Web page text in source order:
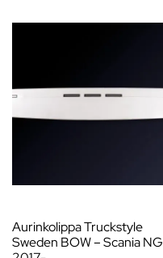
Aurinkolippa Truckstyle
Sweden BOW – Scania NG